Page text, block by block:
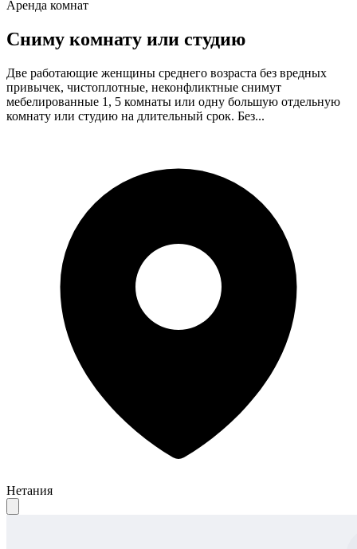
Аренда комнат
Сниму комнату или студию
Две работающие женщины среднего возраста без вредных
привычек, чистоплотные, неконфликтные снимут
мебелированные 1, 5 комнаты или одну большую отдельную
комнату или студию на длительный срок. Без...
Нетания